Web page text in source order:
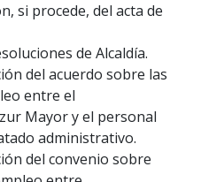
si procede, del acta de
de Alcaldía.
del acuerdo sobre las
entre el
Mayor y el personal
administrativo.
del convenio sobre